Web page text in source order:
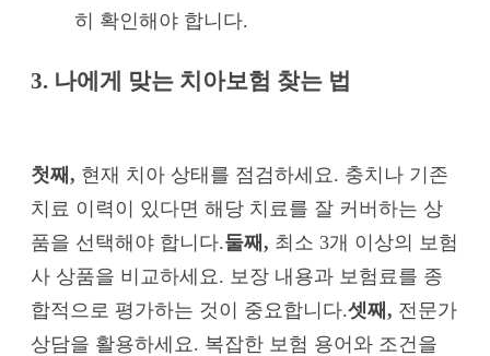
히 확인해야 합니다.
3. 나에게 맞는 치아보험 찾는 법
첫째, 현재 치아 상태를 점검하세요. 충치나 기존
치료 이력이 있다면 해당 치료를 잘 커버하는 상
품을 선택해야 합니다.둘째, 최소 3개 이상의 보험
사 상품을 비교하세요. 보장 내용과 보험료를 종
합적으로 평가하는 것이 중요합니다.셋째, 전문가
상담을 활용하세요. 복잡한 보험 용어와 조건을